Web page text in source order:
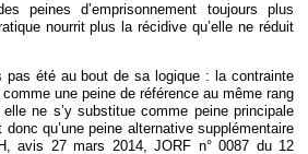
peines d’emprisonnement toujours plus
nourrit plus la récidive qu’elle ne réduit
pas été au bout de sa logique : la contrainte
une peine de référence au même rang
elle ne s’y substitue comme peine principale
qu’une peine alternative supplémentaire
avis 27 mars 2014, JORF n° 0087 du 12